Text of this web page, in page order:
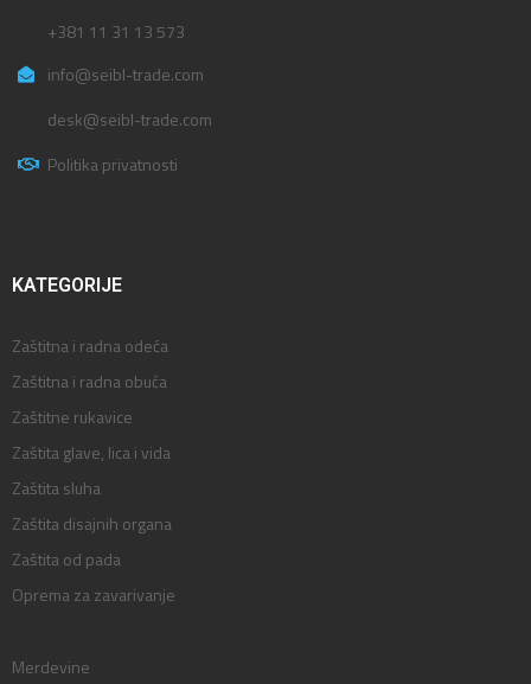
+381 11 31 13 573
info@seibl-trade.com
desk@seibl-trade.com
Politika privatnosti
KATEGORIJE
Zaštitna i radna odeća
Zaštitna i radna obuća
Zaštitne rukavice
Zaštita glave, lica i vida
Zaštita sluha
Zaštita disajnih organa
Zaštita od pada
Oprema za zavarivanje
Merdevine